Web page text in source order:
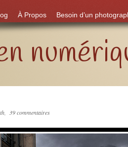
à: À Propos Besoin d’un
39 commentaires